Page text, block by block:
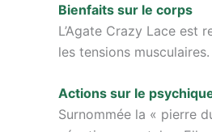
Bienfaits sur le corps
L’Agate Crazy Lace
les tensions
Actions sur le
Surnommée la « pierre